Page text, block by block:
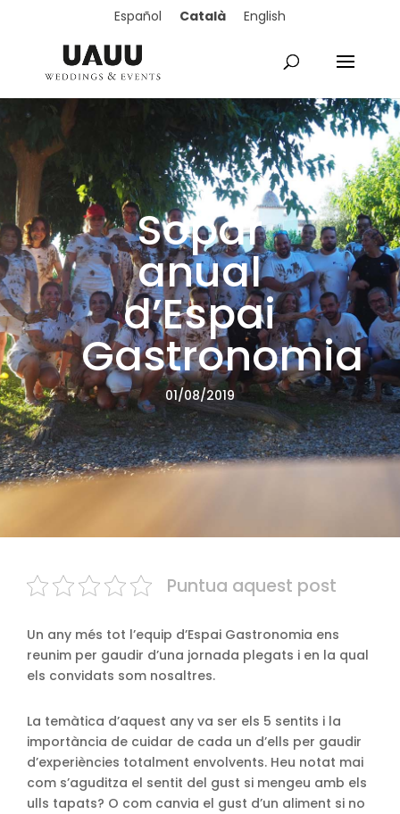
Español Català English
Sopar
anual
d’Espai
Gastronomia
01/08/2019
Puntua aquest post
Un any més tot l’equip d’Espai Gastronomia ens
reunim per gaudir d’una jornada plegats i en la qual
els convidats som nosaltres.
La temàtica d’aquest any va ser els 5 sentits i la
importància de cuidar de cada un d’ells per gaudir
d’experiències totalment envolvents. Heu notat mai
com s’aguditza el sentit del gust si mengeu amb els
ulls tapats? O com canvia el gust d’un aliment si no